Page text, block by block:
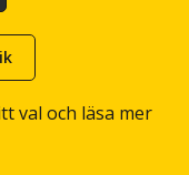
val och läsa mer